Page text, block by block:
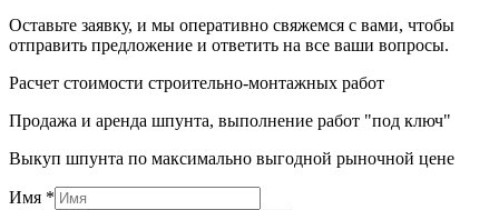
Оставьте заявку, и мы оперативно свяжемся с вами, чтобы
отправить предложение и ответить на все ваши вопросы.
Расчет стоимости строительно-монтажных работ
Продажа и аренда шпунта, выполнение работ "под ключ"
Выкуп шпунта по максимально выгодной рыночной цене
Имя *